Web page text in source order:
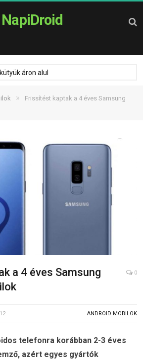
NapiDroid
áron alul
»
Frissítést kaptak a 4 éves Samsung
a 4 éves Samsung
0
ANDROID MOBILOK
telefonra korábban 2-3 éves
azért egyes gyártók